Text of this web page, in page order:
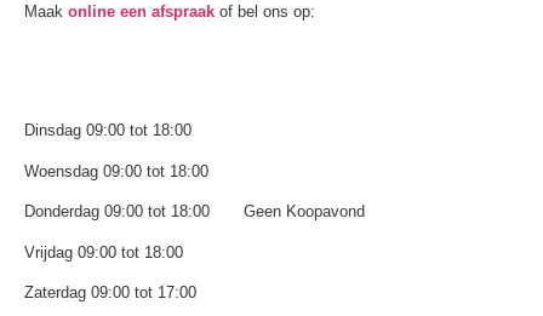
Maak online een afspraak of bel ons op:
Dinsdag 09:00 tot 18:00
Woensdag 09:00 tot 18:00
Donderdag 09:00 tot 18:00 Geen Koopavond
Vrijdag 09:00 tot 18:00
Zaterdag 09:00 tot 17:00